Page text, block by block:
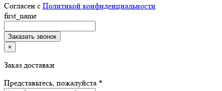
Согласен с Политикой конфиденциальности
first_name
×
Заказ доставки
Представьтесь, пожалуйста *